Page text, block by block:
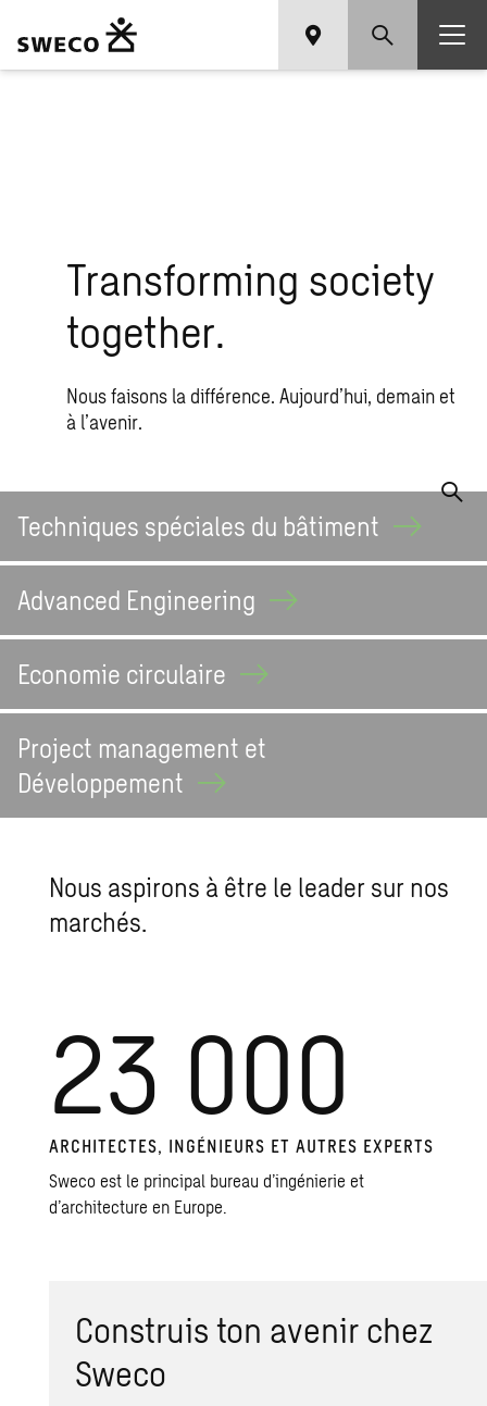
Transforming society
together.
Nous faisons la différence. Aujourd’hui, demain et
à l’avenir.
Techniques spéciales du bâtiment
Advanced Engineering
Economie circulaire
Project management et
Développement
Nous aspirons à être le leader sur nos
marchés.
23 000
ARCHITECTES, INGÉNIEURS ET AUTRES EXPERTS
Sweco est le principal bureau d’ingénierie et
d’architecture en Europe.
Construis ton avenir chez
Sweco